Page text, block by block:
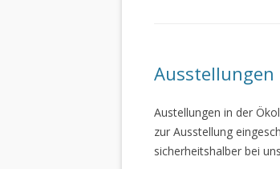
Ausstellungen
Austellungen in der
zur Ausstellung
sicherheitshalber bei